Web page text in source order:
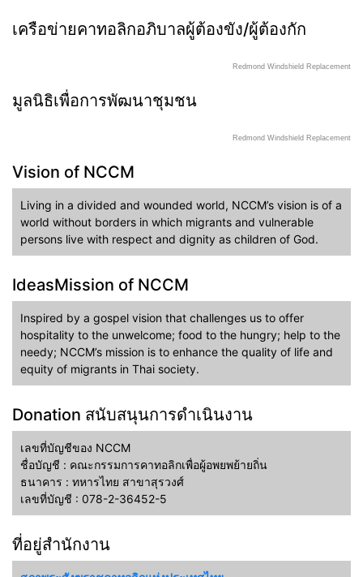
เครือข่ายคาทอลิกอภิบาลผู้ต้องขัง/ผู้ต้องกัก
Redmond Windshield Replacement
มูลนิธิเพื่อการพัฒนาชุมชน
Redmond Windshield Replacement
Vision of NCCM
Living in a divided and wounded world, NCCM’s vision is of a
world without borders in which migrants and vulnerable
persons live with respect and dignity as children of God.
IdeasMission of NCCM
Inspired by a gospel vision that challenges us to offer
hospitality to the unwelcome; food to the hungry; help to the
needy; NCCM’s mission is to enhance the quality of life and
equity of migrants in Thai society.
Donation สนับสนุนการดำเนินงาน
เลขที่บัญชีของ NCCM
ชื่อบัญชี : คณะกรรมการคาทอลิกเพื่อผู้อพยพย้ายถิ่น
ธนาคาร : ทหารไทย สาขาสุรวงศ์
เลขที่บัญชี : 078-2-36452-5
ที่อยู่สำนักงาน